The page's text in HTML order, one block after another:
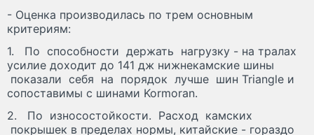
- Оценка производилась по трем основным
критериям:
1. По способности держать нагрузку - на тралах
усилие доходит до 141 дж нижнекамские шины
показали себя на порядок лучше шин Triangle и
сопоставимы с шинами Kormoran.
2. По износостойкости. Расход камских
покрышек в пределах нормы, китайские - гораздо